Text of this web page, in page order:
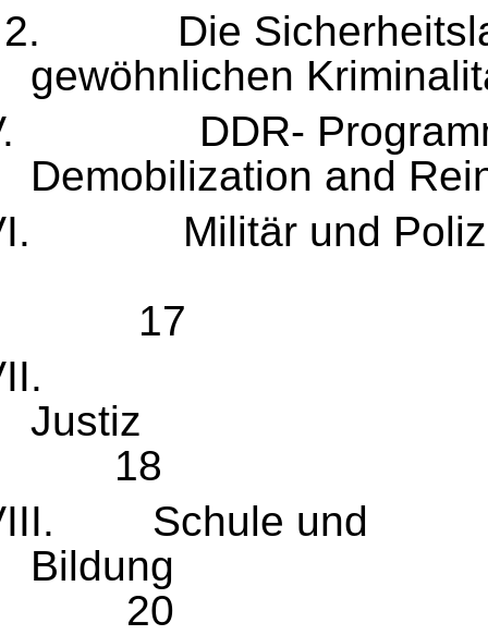
2.
Die
gewöhnlichen
V.
DDR-
Demobilization
VI.
Militär und
17
VII.
18
VIII.
Schule und
20